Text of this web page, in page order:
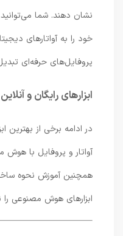
نشان دهند. شما می‌توانید با
خود را به آواتارهای دیجیتال،
پروفایل‌های حرفه‌ای تبدیل کنید.
ابزارهای رایگان و آنلاین
در ادامه برخی از بهترین
آواتار و پروفایل با هوش
همچنین آموزش نحوه ساخت
ابزارهای هوش مصنوعی را نیز